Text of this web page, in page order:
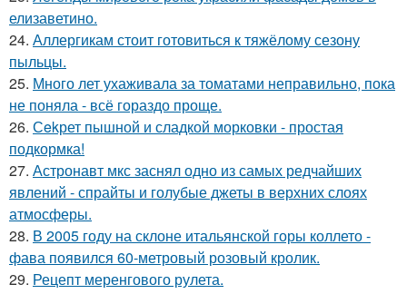
елизаветино.
24. Аллергикам стоит готовиться к тяжёлому сезону
пыльцы.
25. Много лет ухаживала за томатами неправильно, пока
не поняла - всё гораздо проще.
26. Сekрет пышной и сладкой морковки - простая
подкормка!
27. Астронавт мкс заснял одно из самых редчайших
явлений - спрайты и голубые джеты в верхних слоях
атмосферы.
28. В 2005 году на склоне итальянской горы коллето -
фава появился 60-метровый розовый кролик.
29. Рецепт меренгового рулета.